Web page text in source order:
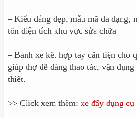
– Kiểu dáng đẹp, mẫu mã đa dạng,
tốn diện tích khu vực sửa chữa
– Bánh xe kết hợp tay cần tiện cho
giúp thợ dễ dàng thao tác, vận
thiết.
>> Click xem thêm: xe đẩy dụng